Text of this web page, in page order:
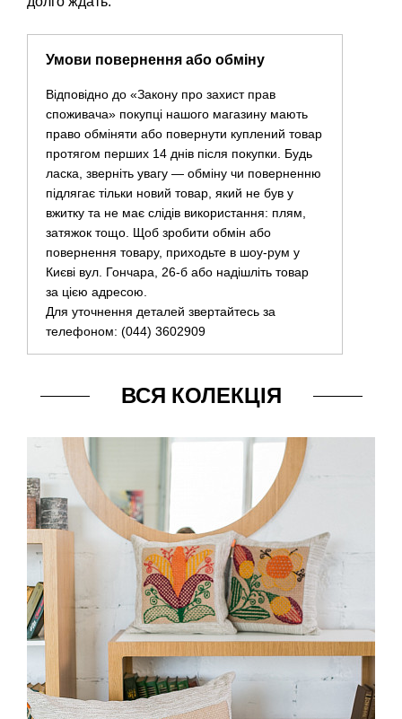
Умови повернення або обміну
Відповідно до «Закону про захист прав
споживача» покупці нашого магазину мають
право обміняти або повернути куплений товар
протягом перших 14 днів після покупки. Будь
ласка, зверніть увагу — обміну чи поверненню
підлягає тільки новий товар, який не був у
вжитку та не має слідів використання: плям,
затяжок тощо. Щоб зробити обмін або
повернення товару, приходьте в шоу-рум у
Києві вул. Гончара, 26-б або надішліть товар
за цією адресою.
Для уточнення деталей звертайтесь за
телефоном: (044) 3602909
ВСЯ КОЛЕКЦІЯ